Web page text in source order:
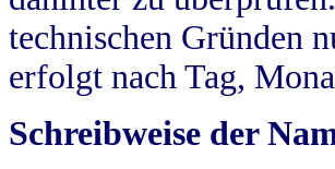
technischen Gründen
erfolgt nach Tag,
Schreibweise der